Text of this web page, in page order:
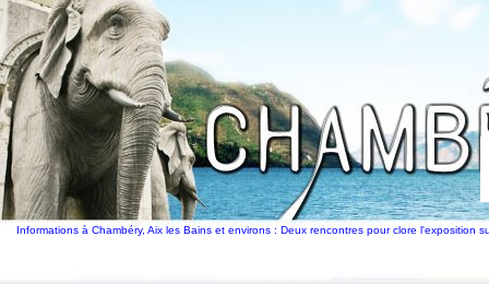
Informations à Chambéry, Aix les Bains et environs : Deux rencontres pour clore l'exposition